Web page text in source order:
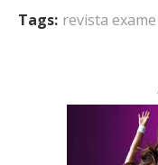
Tags: revista